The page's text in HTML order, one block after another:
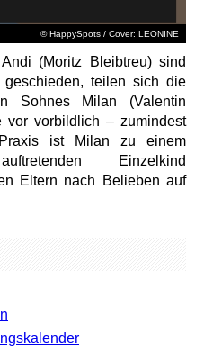
© HappySpots / Cover: LEONINE
(Moritz Bleibtreu) sind
teilen sich die
Sohnes Milan (Valentin
vor vorbildlich – zumindest
ist Milan zu einem
Einzelkind
Eltern nach Belieben auf